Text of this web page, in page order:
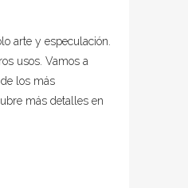
arte y especulación.
usos. Vamos a
los más
más detalles en